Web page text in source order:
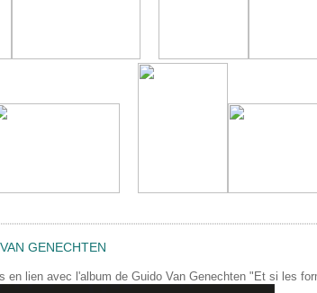
GENECHTEN
en lien avec l'album de Guido Van Genechten "Et si les